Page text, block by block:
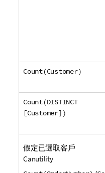
Count(Customer)
Count(DISTINCT
[Customer])
假定已選取客戶
Canutility